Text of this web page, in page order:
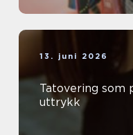
13. juni 2026
Tatovering som
uttrykk